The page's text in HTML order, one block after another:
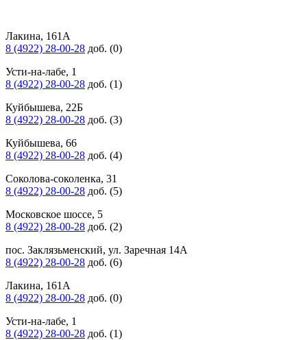
Лакина, 161А
8 (4922) 28-00-28 доб. (0)
Усти-на-лабе, 1
8 (4922) 28-00-28 доб. (1)
Куйбышева, 22Б
8 (4922) 28-00-28 доб. (3)
Куйбышева, 66
8 (4922) 28-00-28 доб. (4)
Соколова-соколенка, 31
8 (4922) 28-00-28 доб. (5)
Московское шоссе, 5
8 (4922) 28-00-28 доб. (2)
пос. Заклязьменский, ул. Заречная 14А
8 (4922) 28-00-28 доб. (6)
Лакина, 161А
8 (4922) 28-00-28 доб. (0)
Усти-на-лабе, 1
8 (4922) 28-00-28 доб. (1)